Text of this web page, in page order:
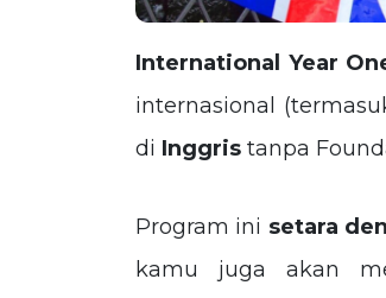
International Year
internasional
di Inggris tanpa
Program ini setara
kamu juga akan